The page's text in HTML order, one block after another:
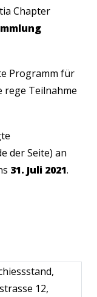
Chapter
Programm für
rege Teilnahme
der Seite) an
31. Juli 2021.
12,